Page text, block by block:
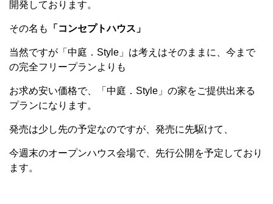
開発しております。
その名も 「コンセプトハウス 」
当然ですが「中庭．Style」は考えはそのままに、今まで
の完全フリープランよりも
お求め安い価格で、「中庭．Style」の家をご提供出来る
プランになります。
発売は少し先の予定なのですが、発売に先駆けて、
今週末のオープンハウス会場で、先行公開を予定しており
ます。